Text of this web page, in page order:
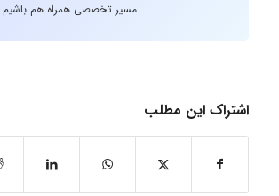
مسیر تخصصی همراه هم باشیم.
اشتراک این مطلب